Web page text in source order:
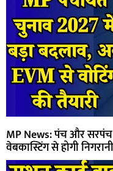
MP News: पंच और सरपंच
वेबकास्टिंग से होगी निगरानी